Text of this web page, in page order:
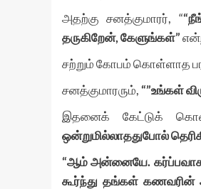
அதற்கு சனத்குமாரர், ““
தருகிறேன்,கேளுங்கள்”
சற்றும் கோபம் கொள்ளாத
சனத்குமாரரும்,“”உங்கள்
இதனைக் கேட்டுக்
ஒன்றுமில்லாததுபோல்
“ஆம் அன்னையே.
கூர்ந்து தங்கள் கணவரின்